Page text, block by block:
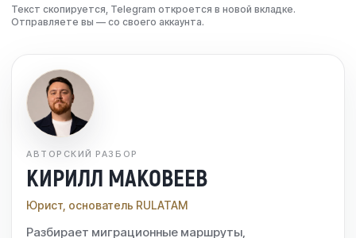
Текст скопируется, Telegram откроется в новой вкладке.
Отправляете вы — со своего аккаунта.
АВТОРСКИЙ РАЗБОР
КИРИЛЛ МАКОВЕЕВ
Юрист, основатель RULATAM
Разбирает миграционные маршруты,